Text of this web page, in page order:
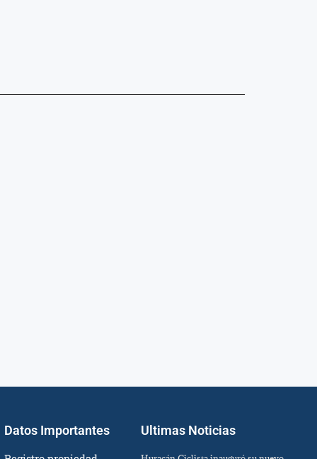
Datos Importantes Ultimas Noticias